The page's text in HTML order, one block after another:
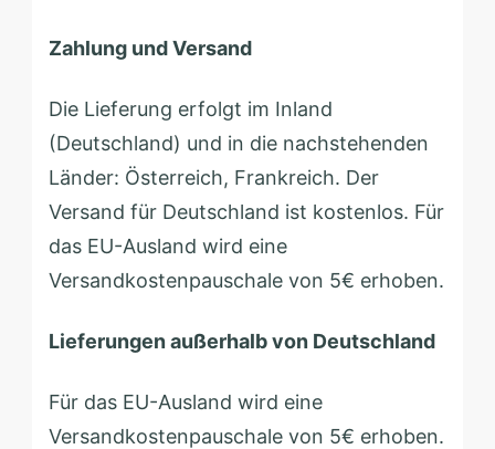
Zahlung und Versand
Die Lieferung erfolgt im Inland
(Deutschland) und in die nachstehenden
Länder: Österreich, Frankreich. Der
Versand für Deutschland ist kostenlos. Für
das EU-Ausland wird eine
Versandkostenpauschale von 5€ erhoben.
Lieferungen außerhalb von Deutschland
Für das EU-Ausland wird eine
Versandkostenpauschale von 5€ erhoben.